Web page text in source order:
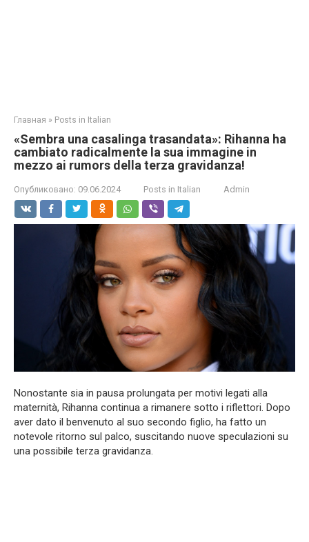
Главная » Posts in Italian
«Sembra una casalinga trasandata»: Rihanna ha
cambiato radicalmente la sua immagine in
mezzo ai rumors della terza gravidanza!
Опубликовано: 09.06.2024 Posts in Italian Admin
Nonostante sia in pausa prolungata per motivi legati alla
maternità, Rihanna continua a rimanere sotto i riflettori. Dopo
aver dato il benvenuto al suo secondo figlio, ha fatto un
notevole ritorno sul palco, suscitando nuove speculazioni su
una possibile terza gravidanza.